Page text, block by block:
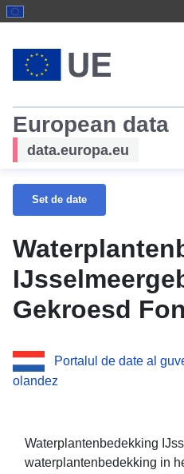
European data
data.europa.eu
Set de date
Gekroesd
Portalul de date al
olandez
Waterplantenbedekking
waterplantenbedekking in